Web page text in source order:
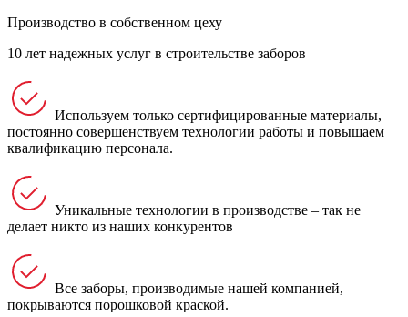
Производство в собственном цеху
10 лет надежных услуг в строительстве заборов
Используем только сертифицированные материалы,
постоянно совершенствуем технологии работы и повышаем
квалификацию персонала.
Уникальные технологии в производстве – так не
делает никто из наших конкурентов
Все заборы, производимые нашей компанией,
покрываются порошковой краской.